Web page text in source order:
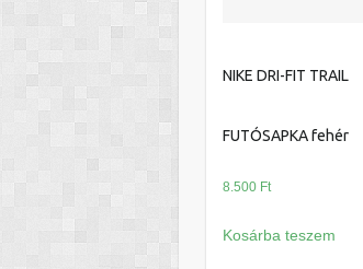
NIKE DRI-FIT TRAIL
FUTÓSAPKA fehér
8.500 Ft
Kosárba teszem